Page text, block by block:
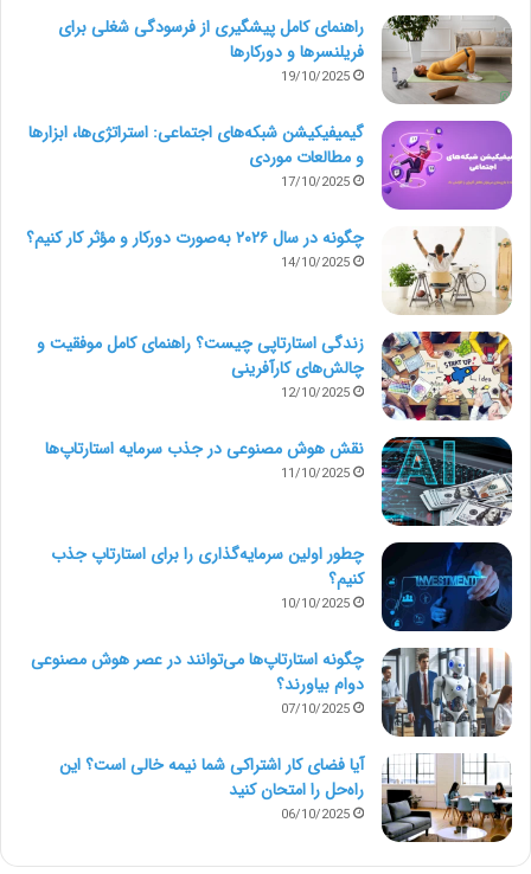
6- دریافت 5% تخفیف همیشگی روی هزینه اجرای پروژه
7- پرداخت امن
ثبت پروژه
رویت در معماری
رویت در معماری ابزار قدرتمندی است که به معماران اجازه
می‌دهد ساختمان‌ها را به صورت سه بعدی طراحی و تجسم
کنند. معماران را قادر می‌سازد تا نقشه‌ها، رندرها و
انیمیشن‌های دقیقی از طرح‌های خود ایجاد کنند. معماری با
Revit مزایای بسیاری دارد، از جمله:
1- دقت بهبود یافته: رویت در معماری، به معماران اجازه
می‌دهد تا طرح‌های دقیق ایجاد کنند. آن‌ها به راحتی
می‌توانند تغییراتی در طرح‌های خود ایجاد کنند و ببینند که
چگونه تغییرات بر کل مدل ساختمان تأثیر می‌گذارد.
2- همکاری پیشرفته: رویت در معماری، معماران را قادر
می‌سازد تا به صورت همزمان با سایر اعضای تیم همکاری
راهنمای کامل پیشگیری از فرسودگی شغلی برای
فریلنسرها و دورکارها
19/10/2025
گیمیفیکیشن شبکه‌های اجتماعی: استراتژی‌ها، ابزارها
و مطالعات موردی
17/10/2025
چگونه در سال ۲۰۲۶ به‌صورت دورکار و مؤثر کار کنیم؟
14/10/2025
زندگی استارتاپی چیست؟ راهنمای کامل موفقیت و
چالش‌های کارآفرینی
12/10/2025
نقش هوش مصنوعی در جذب سرمایه استارتاپ‌ها
11/10/2025
چطور اولین سرمایه‌گذاری را برای استارتاپ جذب
کنیم؟
10/10/2025
چگونه استارتاپ‌ها می‌توانند در عصر هوش مصنوعی
دوام بیاورند؟
07/10/2025
آیا فضای کار اشتراکی شما نیمه‌ خالی است؟ این
راه‌حل را امتحان کنید
06/10/2025